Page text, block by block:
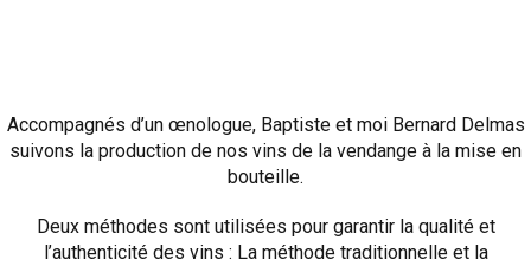
Accompagnés d’un œnologue, Baptiste et moi Bernard Delmas
suivons la production de nos vins de la vendange à la mise en
bouteille.
Deux méthodes sont utilisées pour garantir la qualité et
l’authenticité des vins : La méthode traditionnelle et la